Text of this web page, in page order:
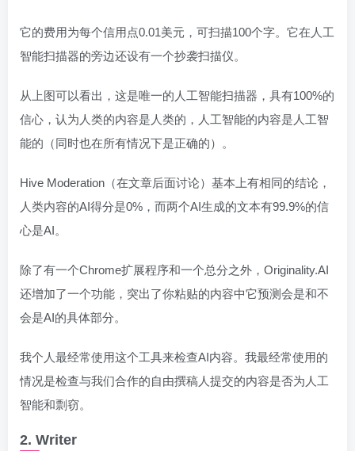
它的费用为每个信用点0.01美元，可扫描100个字。它在人工
智能扫描器的旁边还设有一个抄袭扫描仪。
从上图可以看出，这是唯一的人工智能扫描器，具有100%的
信心，认为人类的内容是人类的，人工智能的内容是人工智
能的（同时也在所有情况下是正确的）。
Hive Moderation（在文章后面讨论）基本上有相同的结论，
人类内容的AI得分是0%，而两个AI生成的文本有99.9%的信
心是AI。
除了有一个Chrome扩展程序和一个总分之外，Originality.AI
还增加了一个功能，突出了你粘贴的内容中它预测会是和不
会是AI的具体部分。
我个人最经常使用这个工具来检查AI内容。我最经常使用的
情况是检查与我们合作的自由撰稿人提交的内容是否为人工
智能和剽窃。
2. Writer